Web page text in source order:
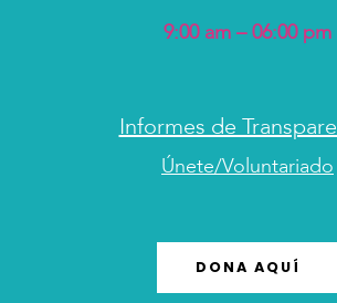
9:00 am – 06:00 pm
Informes de
Únete/Voluntariado
DONA AQUÍ